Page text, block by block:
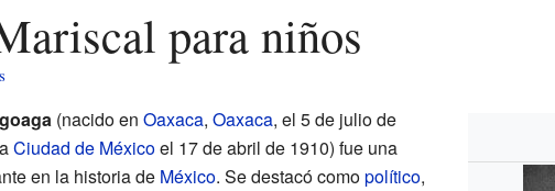
para niños
(nacido en Oaxaca, Oaxaca, el 5 de julio de
Ciudad de Méxicoel 17 de abril de 1910) fue una
en la historia de México. Se destacó comopolítico,